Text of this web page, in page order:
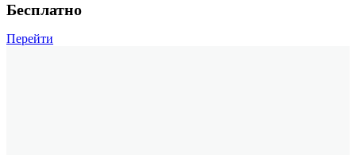
Бесплатно
Перейти